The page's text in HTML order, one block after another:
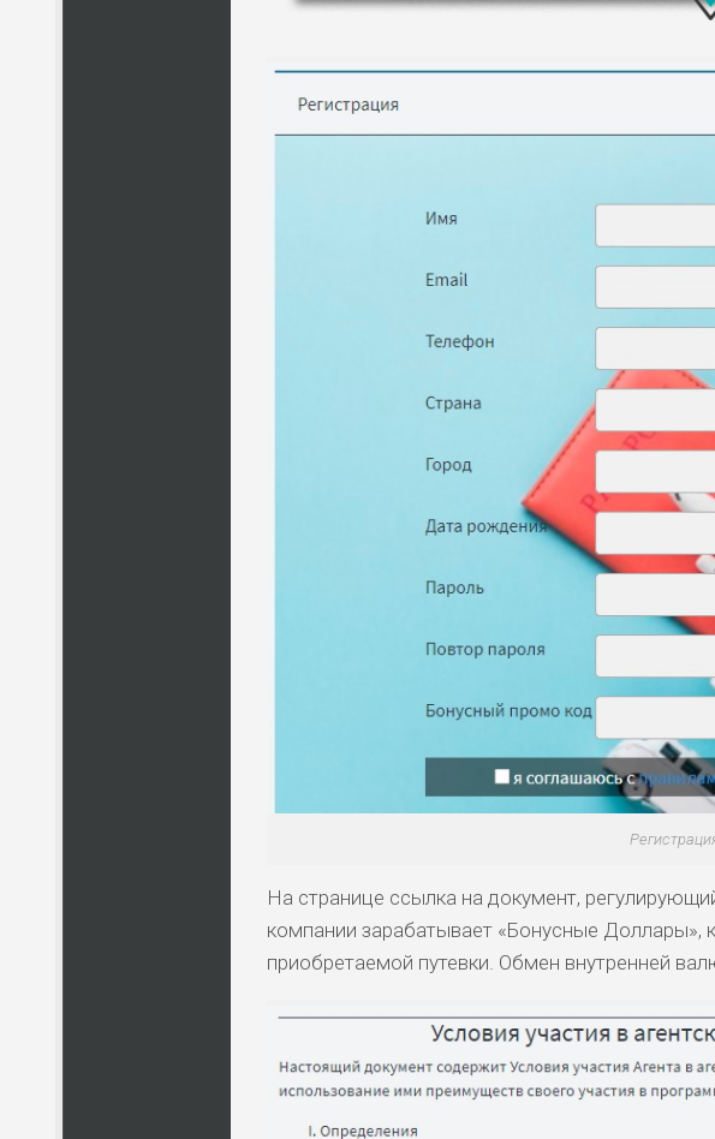
КОМУ ПОДОЙДЕТ РИСКИ
ПОДОЙДЕТ
ЛЮБИТЕЛЯМ
ПОДОЙДЕТ
ВСЕМ
На странице ссылка на документ,
компании зарабатывает «Бонусные Доллары»,
приобретаемой путевки. Обмен внутренней